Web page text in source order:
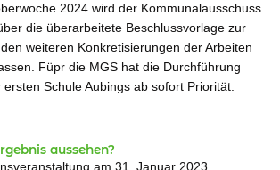
2024 wird der Kommunalausschuss
die überarbeitete Beschlussvorlage zur
weiteren Konkretisierungen der Arbeiten
Füpr die MGS hat die Durchführung
Schule Aubings ab sofort Priorität.
aussehen?
am 31. Januar 2023